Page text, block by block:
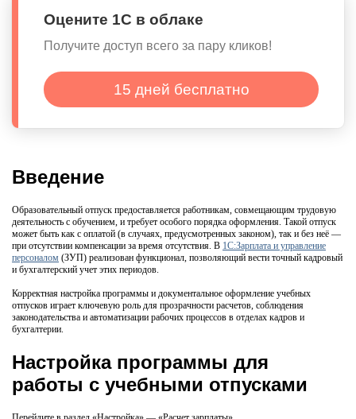
Оцените 1С в облаке
Получите доступ всего за пару кликов!
15 дней бесплатно
Введение
Образовательный отпуск предоставляется работникам, совмещающим трудовую
деятельность с обучением, и требует особого порядка оформления. Такой отпуск
может быть как с оплатой (в случаях, предусмотренных законом), так и без неё —
при отсутствии компенсации за время отсутствия. В 1С:Зарплата и управление
персоналом (ЗУП) реализован функционал, позволяющий вести точный кадровый
и бухгалтерский учет этих периодов.
Корректная настройка программы и документальное оформление учебных
отпусков играет ключевую роль для прозрачности расчетов, соблюдения
законодательства и автоматизации рабочих процессов в отделах кадров и
бухгалтерии.
Настройка программы для
работы с учебными отпусками